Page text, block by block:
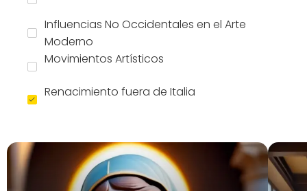
Influencias No Occidentales en el Arte
Moderno
Movimientos Artísticos
Renacimiento fuera de Italia